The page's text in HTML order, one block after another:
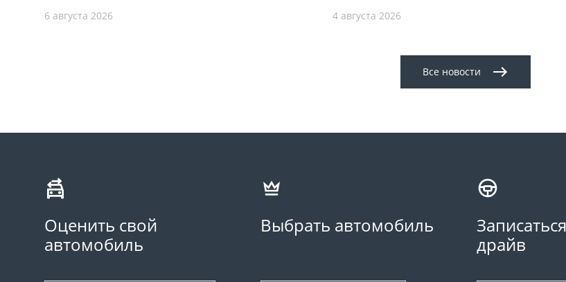
6 августа 2026 4 августа 2026
Все новости
Оценить свой
автомобиль
Выбрать автомобиль
драйв